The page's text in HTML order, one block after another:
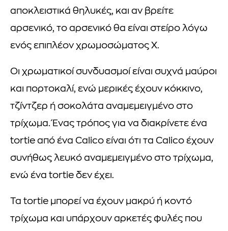
αποκλειστικά θηλυκές, και αν βρείτε
αρσενικό, το αρσενικό θα είναι στείρο λόγω
ενός επιπλέον χρωμοσώματος Χ.
Οι χρωματικοί συνδυασμοί είναι συχνά μαύροι
και πορτοκαλί, ενώ μερικές έχουν κόκκινο,
τζίντζερ ή σοκολάτα αναμεμειγμένο στο
τρίχωμα. Ένας τρόπος για να διακρίνετε ένα
tortie από ένα Calico είναι ότι τα Calico έχουν
συνήθως λευκό αναμεμειγμένο στο τρίχωμα,
ενώ ένα tortie δεν έχει.
Τα tortie μπορεί να έχουν μακρύ ή κοντό
τρίχωμα και υπάρχουν αρκετές φυλές που